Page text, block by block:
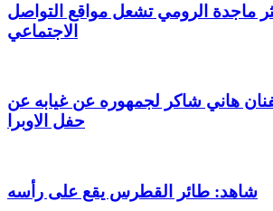
ماجدة الرومي تشعل مواقع التواصل
الاجتماعي
هاني شاكر لجمهوره عن غيابه عن
حفل الاوبرا
شاهد: طائر القطرس يقع على رأسه